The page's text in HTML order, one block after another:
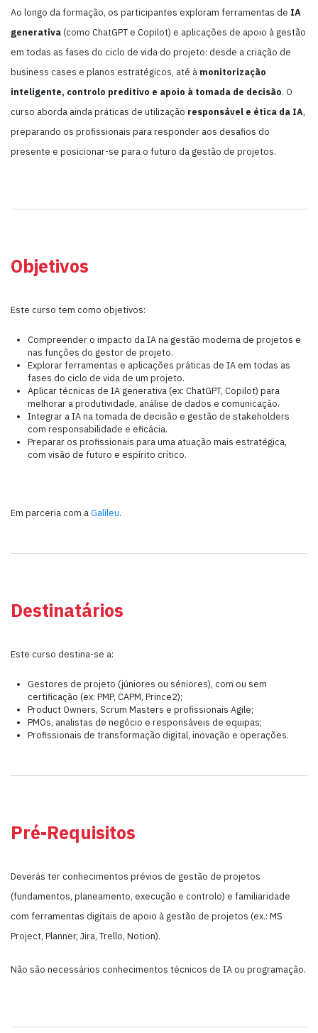
Ao longo da formação, os participantes exploram ferramentas de IA
generativa (como ChatGPT e Copilot) e aplicações de apoio à gestão
em todas as fases do ciclo de vida do projeto: desde a criação de
business cases e planos estratégicos, até à monitorização
inteligente, controlo preditivo e apoio à tomada de decisão. O
curso aborda ainda práticas de utilização responsável e ética da IA,
preparando os profissionais para responder aos desafios do
presente e posicionar-se para o futuro da gestão de projetos.
Objetivos
Este curso tem como objetivos:
Compreender o impacto da IA na gestão moderna de projetos e
nas funções do gestor de projeto.
Explorar ferramentas e aplicações práticas de IA em todas as
fases do ciclo de vida de um projeto.
Aplicar técnicas de IA generativa (ex: ChatGPT, Copilot) para
melhorar a produtividade, análise de dados e comunicação.
Integrar a IA na tomada de decisão e gestão de stakeholders
com responsabilidade e eficácia.
Preparar os profissionais para uma atuação mais estratégica,
com visão de futuro e espírito crítico.
Em parceria com aGalileu.
Destinatários
Este curso destina-se a:
Gestores de projeto (júniores ou séniores), com ou sem
certificação (ex: PMP, CAPM, Prince2);
Product Owners, Scrum Masters e profissionais Agile;
PMOs, analistas de negócio e responsáveis de equipas;
Profissionais de transformação digital, inovação e operações.
Pré-Requisitos
Deverás ter conhecimentos prévios de gestão de projetos
(fundamentos, planeamento, execução e controlo) e familiaridade
com ferramentas digitais de apoio à gestão de projetos (ex.: MS
Project, Planner, Jira, Trello, Notion).
Não são necessários conhecimentos técnicos de IA ou programação.